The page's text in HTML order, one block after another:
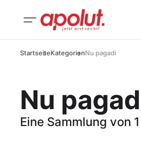
StartseiteKategorienNu pagadi
Nu
Eine Sammlung von